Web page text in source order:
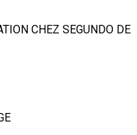
CHEZ SEGUNDO DE